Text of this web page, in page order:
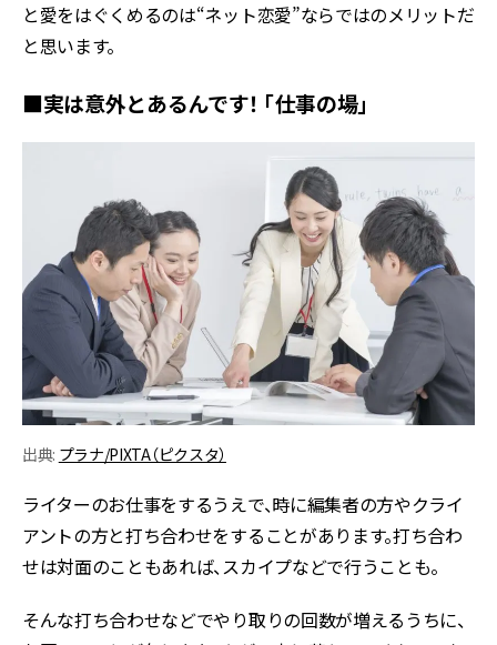
と愛をはぐくめるのは“ネット恋愛”ならではのメリットだ
と思います。
■実は意外とあるんです！ 「仕事の場」
出典: プラナ/PIXTA（ピクスタ）
ライターのお仕事をするうえで、時に編集者の方やクライ
アントの方と打ち合わせをすることがあります。打ち合わ
せは対面のこともあれば、スカイプなどで行うことも。
そんな打ち合わせなどでやり取りの回数が増えるうちに、